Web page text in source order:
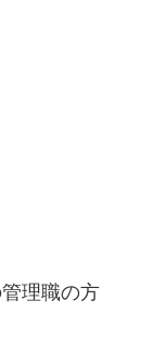
理職の方